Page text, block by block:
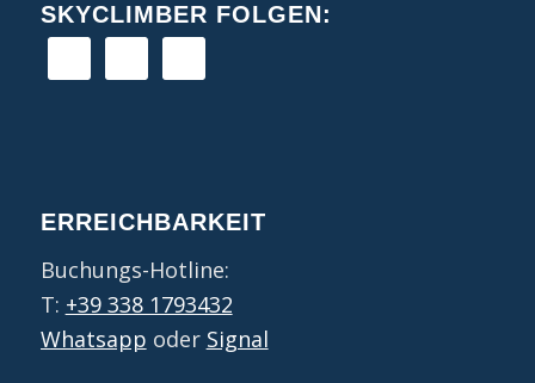
SKYCLIMBER FOLGEN:
ERREICHBARKEIT
Buchungs-Hotline:
T: +39 338 1793432
Whatsapp oder Signal